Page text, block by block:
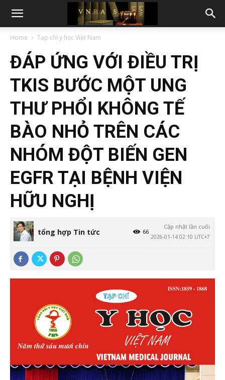
Home Tạp chí y học Việt Nam
ĐÁP ỨNG VỚI ĐIỀU TRỊ
TKIS BƯỚC MỘT UNG
THƯ PHỔI KHÔNG TẾ
BÀO NHỎ TRÊN CÁC
NHÓM ĐỘT BIẾN GEN
EGFR TẠI BỆNH VIỆN
HỮU NGHỊ
tổng hợp Tin tức
Cập nhật lần cuối
2026-01-14 02:10 UTC+7
66